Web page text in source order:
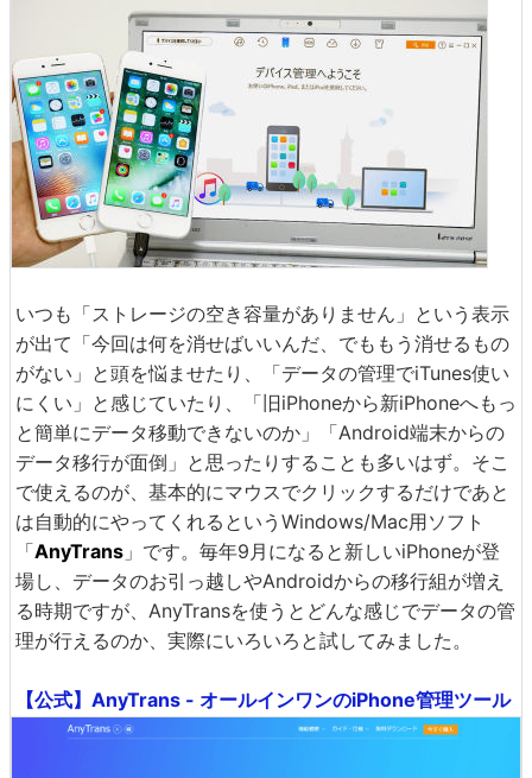
いつも「ストレージの空き容量がありません」という表示
が出て「今回は何を消せばいいんだ、でももう消せるもの
がない」と頭を悩ませたり、「データの管理でiTunes使い
にくい」と感じていたり、「旧iPhoneから新iPhoneへもっ
と簡単にデータ移動できないのか」「Android端末からの
データ移行が面倒」と思ったりすることも多いはず。そこ
で使えるのが、基本的にマウスでクリックするだけであと
は自動的にやってくれるというWindows/Mac用ソフト
「AnyTrans 」です。毎年9月になると新しいiPhoneが登
場し、データのお引っ越しやAndroidからの移行組が増え
る時期ですが、AnyTransを使うとどんな感じでデータの管
理が行えるのか、実際にいろいろと試してみました。
【公式】AnyTrans - オールインワンのiPhone管理ツール